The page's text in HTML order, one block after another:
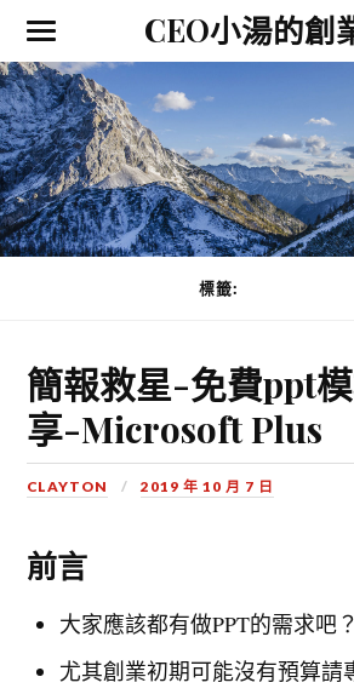
CEO小湯的創
標籤:
簡報救星-免費ppt
享-Microsoft Plus
CLAYTON 2019 年 10 月 7 日
前言
大家應該都有做PPT的需求吧？
尤其創業初期可能沒有預算請